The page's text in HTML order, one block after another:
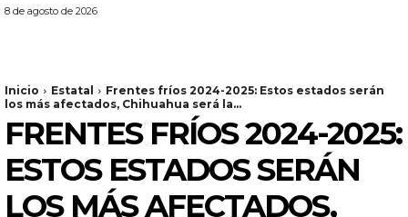
8 de agosto de 2026